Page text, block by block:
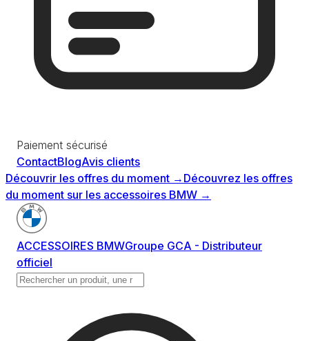
Paiement sécurisé
ContactBlogAvis clients
Découvrir les offres du moment → Découvrez les offres
du moment sur les accessoires BMW →
ACCESSOIRES BMWGroupe GCA - Distributeur
officiel